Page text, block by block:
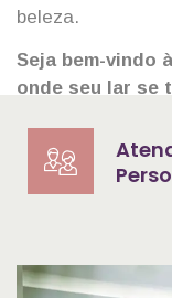
beleza.
Seja bem-vindo
onde seu lar se